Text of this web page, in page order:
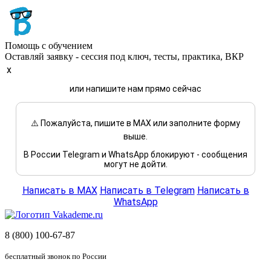
Помощь с обучением
Оставляй заявку - сессия под ключ, тесты, практика, ВКР
x
или напишите нам прямо сейчас
⚠️ Пожалуйста, пишите в MAX или заполните форму
выше.
В России Telegram и WhatsApp блокируют - сообщения
могут не дойти.
Написать в MAX Написать в Telegram Написать в
WhatsApp
8 (800) 100-67-87
бесплатный звонок по России